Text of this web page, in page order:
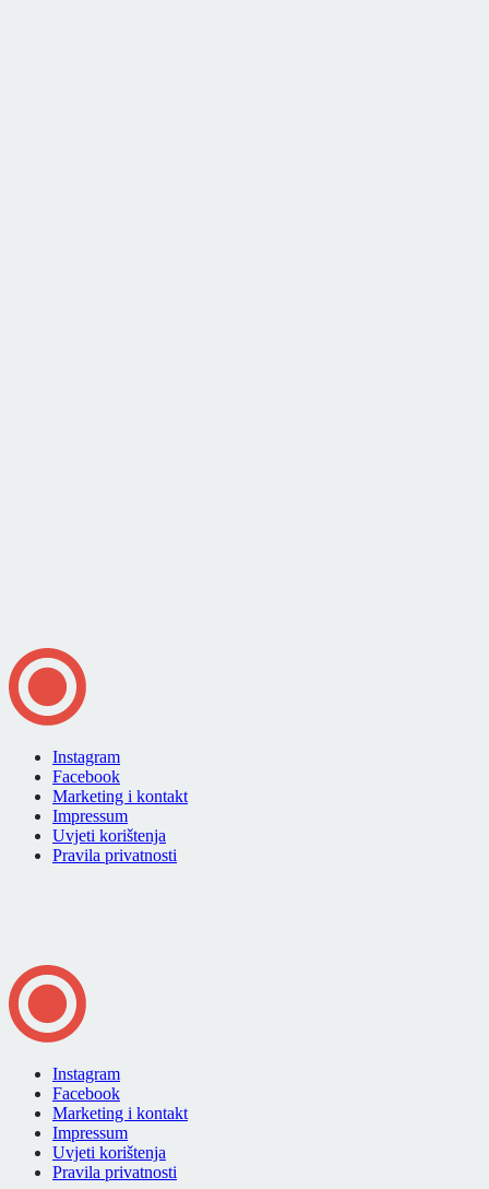
Instagram
Facebook
Marketing i kontakt
Impressum
Uvjeti korištenja
Pravila privatnosti
Instagram
Facebook
Marketing i kontakt
Impressum
Uvjeti korištenja
Pravila privatnosti